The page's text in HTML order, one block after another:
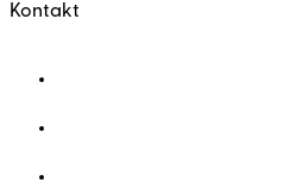
Kontakt